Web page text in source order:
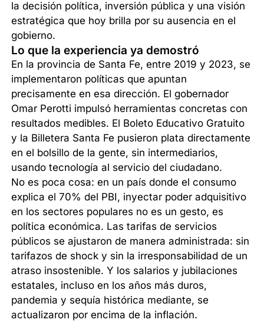
la decisión política, inversión pública y una visión
estratégica que hoy brilla por su ausencia en el
gobierno.
Lo que la experiencia ya demostró
En la provincia de Santa Fe, entre 2019 y 2023, se
implementaron políticas que apuntan
precisamente en esa dirección. El gobernador
Omar Perotti impulsó herramientas concretas con
resultados medibles. El Boleto Educativo Gratuito
y la Billetera Santa Fe pusieron plata directamente
en el bolsillo de la gente, sin intermediarios,
usando tecnología al servicio del ciudadano.
No es poca cosa: en un país donde el consumo
explica el 70% del PBI, inyectar poder adquisitivo
en los sectores populares no es un gesto, es
política económica. Las tarifas de servicios
públicos se ajustaron de manera administrada: sin
tarifazos de shock y sin la irresponsabilidad de un
atraso insostenible. Y los salarios y jubilaciones
estatales, incluso en los años más duros,
pandemia y sequía histórica mediante, se
actualizaron por encima de la inflación.